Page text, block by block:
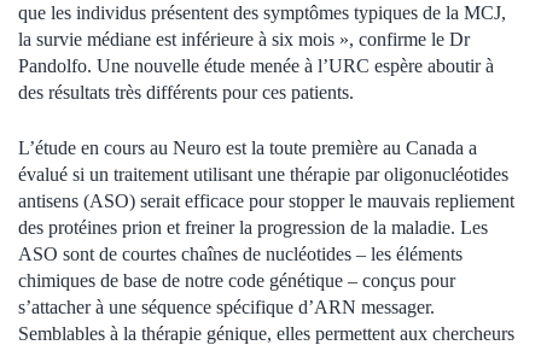
que les individus présentent des symptômes typiques de la MCJ,
la survie médiane est inférieure à six mois », confirme le Dr
Pandolfo. Une nouvelle étude menée à l’URC espère aboutir à
des résultats très différents pour ces patients.
L’étude en cours au Neuro est la toute première au Canada a
évalué si un traitement utilisant une thérapie par oligonucléotides
antisens (ASO) serait efficace pour stopper le mauvais repliement
des protéines prion et freiner la progression de la maladie. Les
ASO sont de courtes chaînes de nucléotides – les éléments
chimiques de base de notre code génétique – conçus pour
s’attacher à une séquence spécifique d’ARN messager.
Semblables à la thérapie génique, elles permettent aux chercheurs